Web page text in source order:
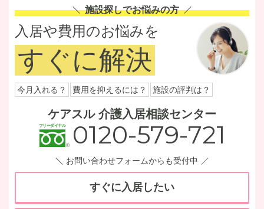
施設探しでお悩みの方
入居や費用のお悩みを
すぐに解決
今月入れる？ 費用を抑えるには？ 施設の評判は？
ケアスル 介護入居相談センター
0120-579-721
お問い合わせフォームからも受付中
すぐに入居したい